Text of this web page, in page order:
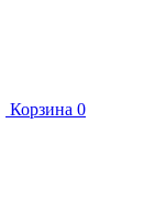
Корзина 0